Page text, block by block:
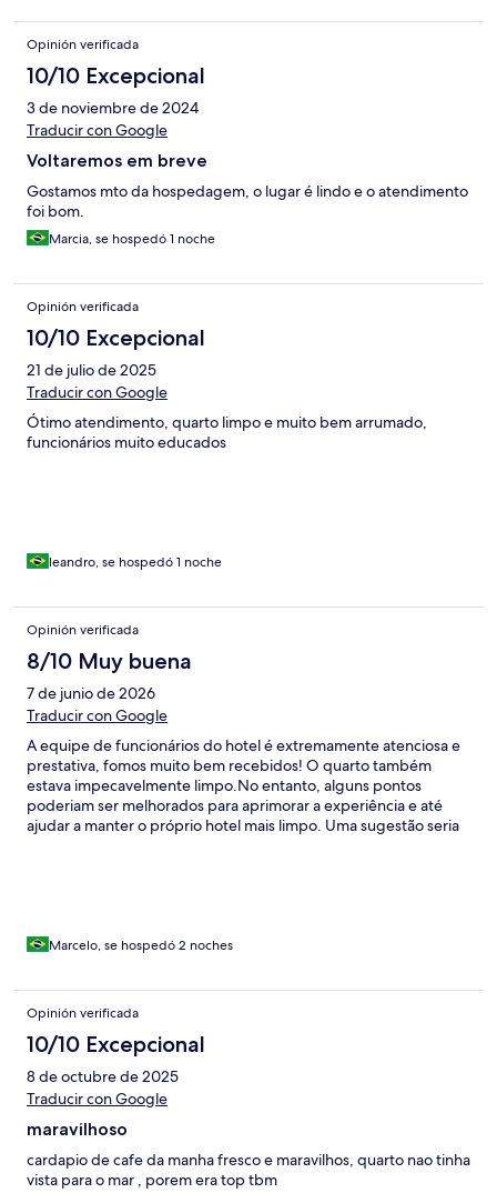
Opinión verificada
10/10 Excepcional
3 de noviembre de 2024
Traducir con Google
Voltaremos em breve
Gostamos mto da hospedagem, o lugar é lindo e o atendimento
foi bom.
Marcia, se hospedó 1 noche
Opinión verificada
10/10 Excepcional
21 de julio de 2025
Traducir con Google
Ótimo atendimento, quarto limpo e muito bem arrumado,
funcionários muito educados
leandro, se hospedó 1 noche
Opinión verificada
8/10 Muy buena
7 de junio de 2026
Traducir con Google
A equipe de funcionários do hotel é extremamente atenciosa e
prestativa, fomos muito bem recebidos! O quarto também
estava impecavelmente limpo. ​No entanto, alguns pontos
poderiam ser melhorados para aprimorar a experiência e até
ajudar a manter o próprio hotel mais limpo. Uma sugestão seria
lama, dificultando a chegada. E, por fim, faltou um pouco de
estava funcionando e o vaso sanitário apresentava um pequeno
vazamento de água na lateral. ​O hotel tem um serviço e higiene
ótimos, mas a estrutura dos quartos, o acesso e a organização
desse fluxo da praia precisam de uma atenção especial.
Marcelo, se hospedó 2 noches
Opinión verificada
10/10 Excepcional
8 de octubre de 2025
Traducir con Google
maravilhoso
cardapio de cafe da manha fresco e maravilhos, quarto nao tinha
vista para o mar , porem era top tbm